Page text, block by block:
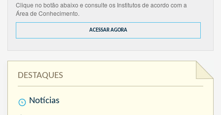
Clique no botão abaixo e consulte os Institutos de acordo com a
Área de Conhecimento.
ACESSAR AGORA
DESTAQUES
Notícias